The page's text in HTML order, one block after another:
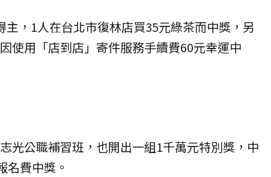
主，1人在台北市復林店買35元綠茶而中獎，另
使用「店到店」寄件服務手續費60元幸運中
光公職補習班，也開出一組1千萬元特別獎，中
名費中獎。